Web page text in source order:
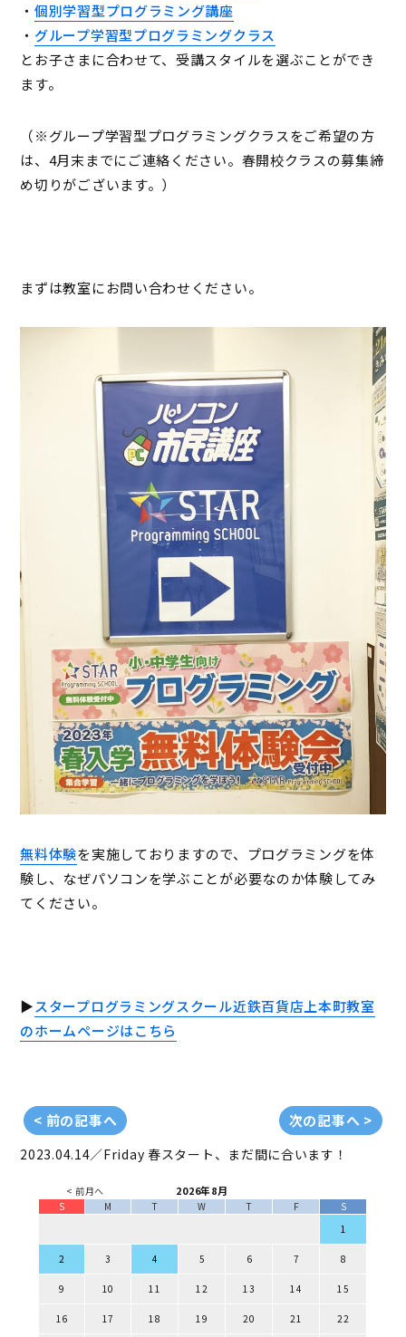
・個別学習型プログラミング講座
・ グループ学習型プログラミングクラス
とお子さまに合わせて、受講スタイルを選ぶことができ
ます。
（※グループ学習型プログラミングクラスをご希望の方
は、4月末までにご連絡ください。春開校クラスの募集締
め切りがございます。）
まずは教室にお問い合わせください。
無料体験を実施しておりますので、プログラミングを体
験し、なぜパソコンを学ぶことが必要なのか体験してみ
てください。
▶スタープログラミングスクール近鉄百貨店上本町教室
のホームページはこちら
< 前の記事へ 次の記事へ >
2023.04.14／Friday 春スタート、まだ間に合います！
< 前月へ 2026年8月
S M T W T F
S
1
2 3 4 5 6 7 8
9 10 11 12 13 14 15
16 17 18 19 20 21 22